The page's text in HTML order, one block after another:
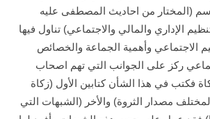
(المختار من احاديث المصطفى عليه
الإداري والمالي والاجتماعي) تناول فيها
الاجتماعي وأهمية الجماعة والخصائص
ركز على الجوانب التي تهم اصحاب
فكتب في هذا الشأن كتابين الأول (زكاة
مصدار الثروة) والأخر (الشبهات التي